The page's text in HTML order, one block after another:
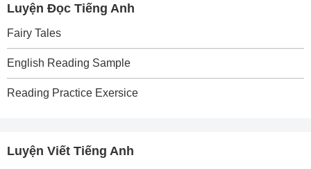
Luyện Đọc Tiếng Anh
Fairy Tales
English Reading Sample
Reading Practice Exersice
Luyện Viết Tiếng Anh